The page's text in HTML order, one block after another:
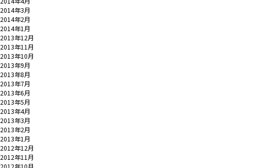
2014年3月
2014年2月
2014年1月
2013年12月
2013年11月
2013年10月
2013年9月
2013年8月
2013年7月
2013年6月
2013年5月
2013年4月
2013年3月
2013年2月
2013年1月
2012年12月
2012年11月
2012年10月